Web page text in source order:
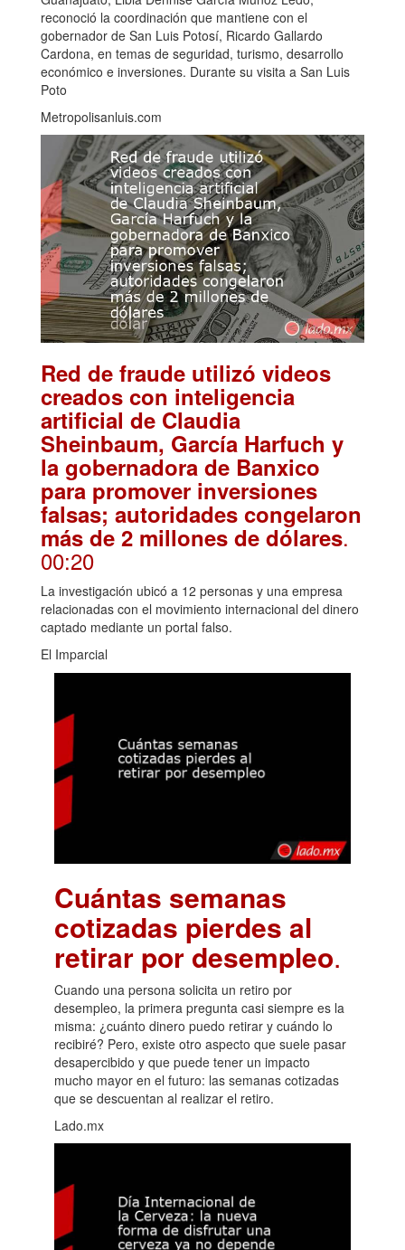
reconoció la coordinación que mantiene con el
gobernador de San Luis Potosí, Ricardo Gallardo
Cardona, en temas de seguridad, turismo, desarrollo
económico e inversiones. Durante su visita a San Luis
Poto
Metropolisanluis.com
Red de fraude utilizó videos
creados con inteligencia
artificial de Claudia
Sheinbaum, García Harfuch y
la gobernadora de Banxico
para promover inversiones
falsas; autoridades congelaron
más de 2 millones de dólares.
00:20
La investigación ubicó a 12 personas y una empresa
relacionadas con el movimiento internacional del dinero
captado mediante un portal falso.
El Imparcial
Cuántas semanas
cotizadas pierdes al
retirar por desempleo.
Cuando una persona solicita un retiro por
desempleo, la primera pregunta casi siempre es la
misma: ¿cuánto dinero puedo retirar y cuándo lo
recibiré? Pero, existe otro aspecto que suele pasar
desapercibido y que puede tener un impacto
mucho mayor en el futuro: las semanas cotizadas
que se descuentan al realizar el retiro.
Lado.mx